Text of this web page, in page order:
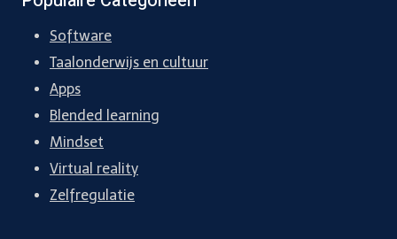
Software
Taalonderwijs en cultuur
Apps
Blended learning
Mindset
Virtual reality
Zelfregulatie